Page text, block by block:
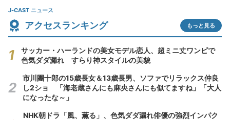
J-CAST ニュース
アクセスランキング もっと見る
サッカー・ハーランドの美女モデル恋人、超ミニ丈ワンピで
色気ダダ漏れ すらり神スタイルの美貌
市川團十郎の15歳長女＆13歳長男、ソファでリラックス仲良
し2ショ 「海老蔵さんにも麻央さんにも似てますね」「大人
になったな～」
NHK朝ドラ「風、薫る」、色気ダダ漏れ俳優の強烈インパク